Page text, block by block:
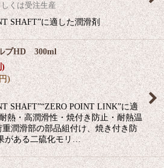
くは受注生産
SHAFT”に適した潤滑剤
ブHD 300ml
)
)
SHAFT”“ZERO POINT LINK”に適
熱・高潤滑性・焼付き防止・耐熱温
潤滑部の部品組付け、焼き付き防
がある二硫化モリ…